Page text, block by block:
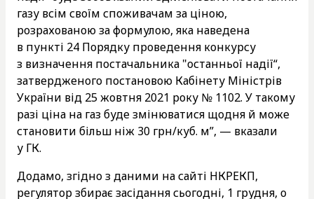
газу всім своїм споживачам за ціною,
розрахованою за формулою, яка наведена
в пункті 24 Порядку проведення конкурсу
з визначення постачальника "останньої надії“,
затвердженого постановою Кабінету Міністрів
України від 25 жовтня 2021 року № 1102. У такому
разі ціна на газ буде змінюватися щодня й може
становити більш ніж 30 грн/куб. м”, — вказали
у ГК.
Додамо, згідно з даними на сайті НКРЕКП,
регулятор збирає засідання сьогодні, 1 грудня, о